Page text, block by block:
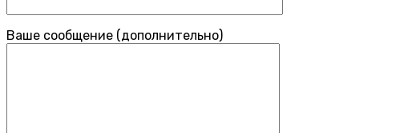
Ваше сообщение (дополнительно)